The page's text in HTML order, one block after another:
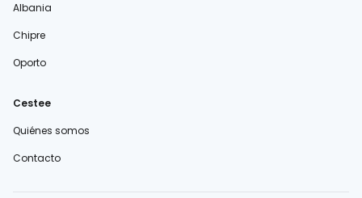
Albania
Chipre
Oporto
Cestee
Quiénes somos
Contacto